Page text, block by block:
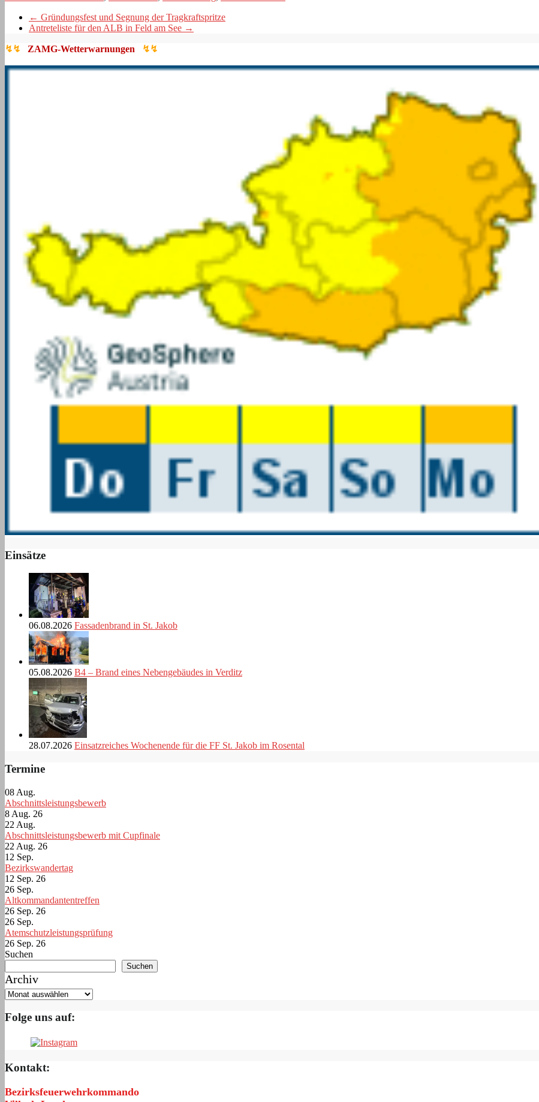
← Gründungsfest und Segnung der Tragkraftspritze
Antreteliste für den ALB in Feld am See →
↯↯ ZAMG-Wetterwarnungen ↯↯
Einsätze
06.08.2026 Fassadenbrand in St. Jakob
05.08.2026 B4 – Brand eines Nebengebäudes in Verditz
28.07.2026 Einsatzreiches Wochenende für die FF St. Jakob im Rosental
Termine
08 Aug.
Abschnittsleistungsbewerb
8 Aug. 26
22 Aug.
Abschnittsleistungsbewerb mit Cupfinale
22 Aug. 26
12 Sep.
Bezirkswandertag
12 Sep. 26
26 Sep.
Altkommandantentreffen
26 Sep. 26
26 Sep.
Atemschutzleistungsprüfung
26 Sep. 26
Suchen
Suchen
Archiv
Folge uns auf:
Kontakt:
Bezirksfeuerwehrkommando